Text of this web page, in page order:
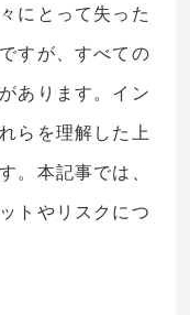
にとって失った
すが、すべての
あります。イン
らを理解した上
。本記事では、
トやリスクにつ